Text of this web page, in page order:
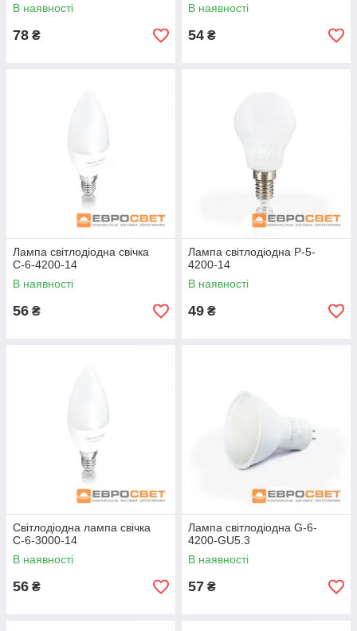
В наявності
78 ₴
В наявності
54 ₴
Лампа світлодіодна свічка
С-6-4200-14
В наявності
56 ₴
Лампа світлодіодна Р-5-
4200-14
В наявності
49 ₴
Світлодіодна лампа свічка
С-6-3000-14
В наявності
56 ₴
Лампа світлодіодна G-6-
4200-GU5.3
В наявності
57 ₴